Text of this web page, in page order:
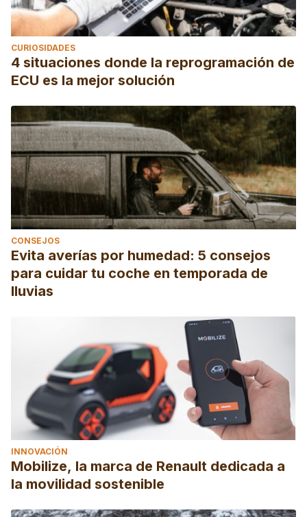
CURIOSIDADES
4 situaciones donde la reprogramación de
ECU es la mejor solución
CONSEJOS
Evita averías por humedad: 5 consejos
para cuidar tu coche en temporada de
lluvias
INNOVACIÓN
Mobilize, la marca de Renault dedicada a
la movilidad sostenible